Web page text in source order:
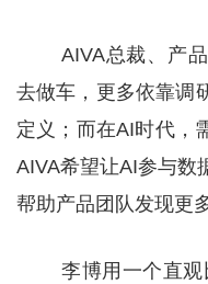
AIVA总裁、产
去做车，更多依靠调
定义；而在AI时代，
AIVA希望让AI参与数
帮助产品团队发现更
李博用一个直